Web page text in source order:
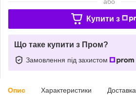
Купити з
Що таке купити з Пром?
Замовлення під захистом
Опис Характеристики Доставка